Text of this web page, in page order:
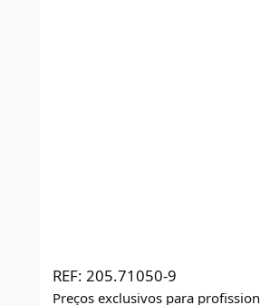
REF: 205.71050-9
Preços exclusivos para